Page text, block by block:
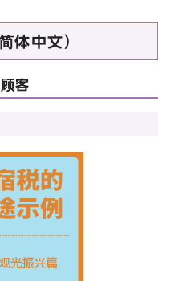
体中文）
客